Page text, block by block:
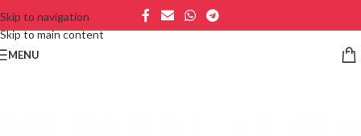
Skip to navigation
Skip to main content
MENU